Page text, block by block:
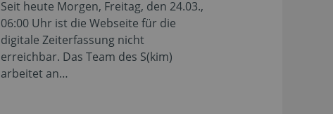
Seit heute Morgen, Freitag, den 24.03.,
06:00 Uhr ist die Webseite für die
digitale Zeiterfassung nicht
erreichbar. Das Team des S(kim)
arbeitet an…